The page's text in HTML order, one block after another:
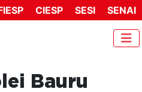
CIESP SESI SENAI
Bauru